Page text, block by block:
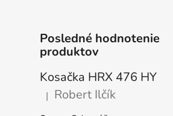
Posledné hodnotenie
produktov
Kosačka HRX 476 HY
Hodnotenie produktu je 5 z 5
| Robert Ilčík